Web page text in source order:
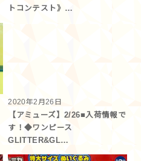
トコンテスト》…
2020年2月26日
【アミューズ】2/26■入荷情報で
す！◆ワンピース
GLITTER&GL…